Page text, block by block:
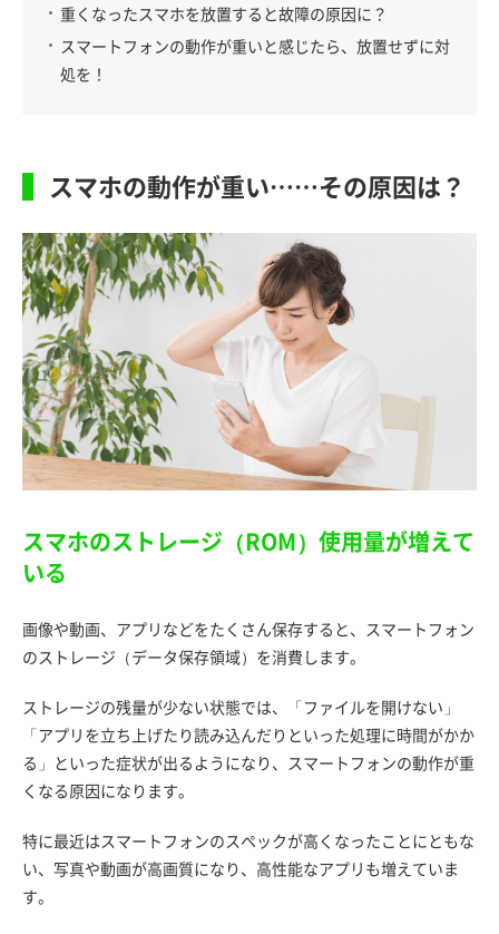
重くなったスマホを放置すると故障の原因に？
スマートフォンの動作が重いと感じたら、放置せずに対
処を！
スマホの動作が重い……その原因は？
スマホのストレージ（ROM）使用量が増えて
いる
画像や動画、アプリなどをたくさん保存すると、スマートフォン
のストレージ（データ保存領域）を消費します。
ストレージの残量が少ない状態では、「ファイルを開けない」
「アプリを立ち上げたり読み込んだりといった処理に時間がかか
る」といった症状が出るようになり、スマートフォンの動作が重
くなる原因になります。
特に最近はスマートフォンのスペックが高くなったことにともな
い、写真や動画が高画質になり、高性能なアプリも増えていま
す。